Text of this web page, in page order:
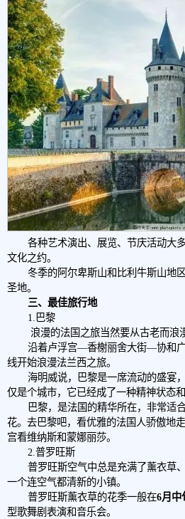
各种艺术演出、展览、节庆活动大
文化之约。
冬季的阿尔卑斯山和比利牛斯山地
圣地。
三、最佳旅行地
1.巴黎
浪漫的法国之旅当然要从古老而浪
沿着卢浮宫—香榭丽舍大街—协和
线开始浪漫法兰西之旅。
海明威说，巴黎是一席流动的盛宴
仅是个城市，它已经成了一种精神状态和
巴黎，是法国的精华所在，非常适
花。去巴黎吧，看优雅的法国人骄傲地
宫看维纳斯和蒙娜丽莎。
2.普罗旺斯
普罗旺斯空气中总是充满了薰衣草
一个连空气都清新的小镇。
普罗旺斯薰衣草的花季一般在6月中
型歌舞剧表演和音乐会。